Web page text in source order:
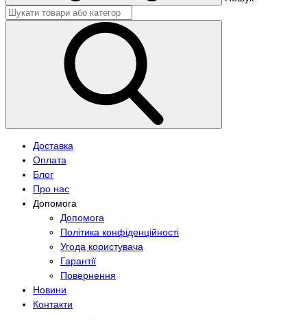
Доставка
Оплата
Блог
Про нас
Допомога
Допомога
Політика конфіденційності
Угода користувача
Гарантії
Повернення
Новини
Контакти